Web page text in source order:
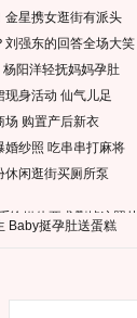
金星携女逛街有派头
强东的回答全场大笑
阳洋轻抚妈妈孕肚
身活动 仙气儿足
场 购置产后新衣
婚纱照 吃串串打麻将
休闲逛街买厕所泵
给媒体要求删掉这照片
Baby挺孕肚送蛋糕